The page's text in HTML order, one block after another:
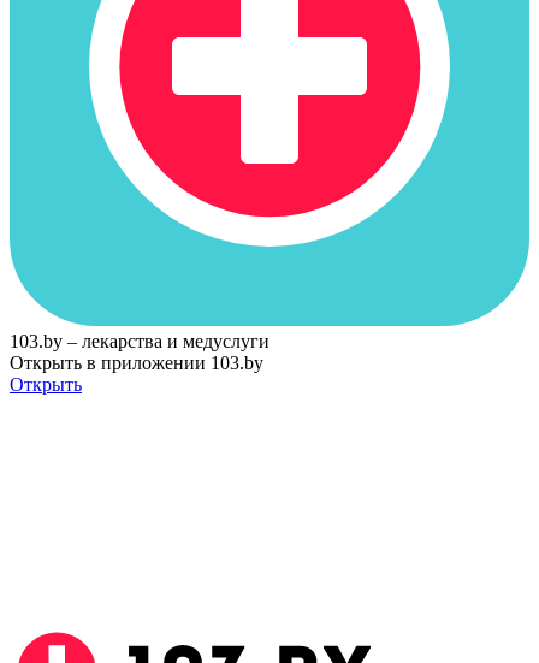
103.by – лекарства и медуслуги
Открыть в приложении 103.by
Открыть